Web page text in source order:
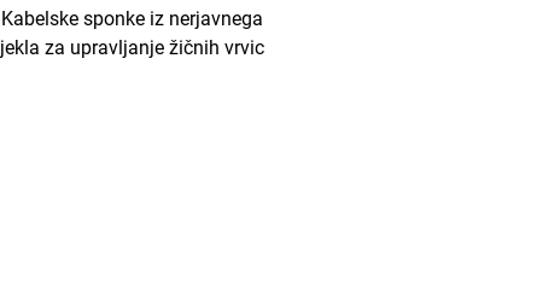
Kabelske sponke iz nerjavnega
jekla za upravljanje žičnih vrvic